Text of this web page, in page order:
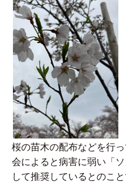
桜の苗木の配布などを行
会によると病害に弱い「
して推奨しているとのこと